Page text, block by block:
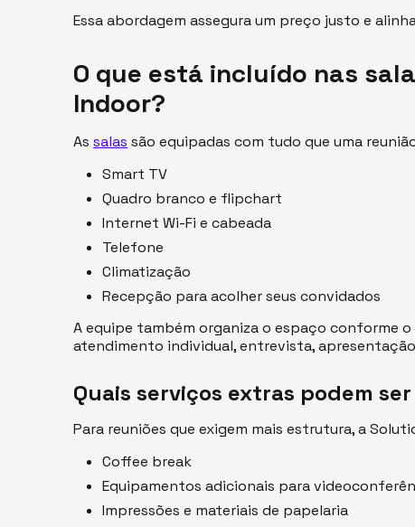
Essa abordagem assegura um preço justo e
O que está incluído nas
Indoor?
Assalas são equipadas com tudo que uma
Smart TV
Quadro branco e flipchart
Internet Wi-Fi e cabeada
Telefone
Climatização
Recepção para acolher seus convidados
A equipe também organiza o espaço conforme
atendimento individual, entrevista,
Quais serviços extras podem
Para reuniões que exigem mais estrutura, a
Coffee break
Equipamentos adicionais para
Impressões e materiais de papelaria